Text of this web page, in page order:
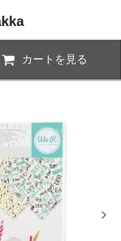
カートを見る